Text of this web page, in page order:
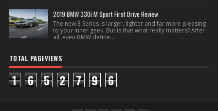
2019 BMW 330i M Sport First Drive Review
The new 3 Series is larger, lighter and far more pleasing
to your inner geek. But is that what really matters? After
all, even BMW define...
TOTAL PAGEVIEWS
1 6 5 2 7 9 6